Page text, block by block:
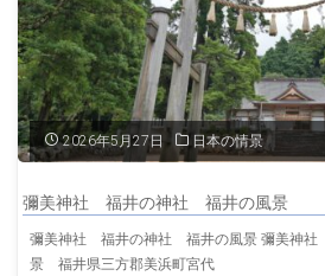
2026年5月27日 日本の情景
彌美神社 福井の神社 福井の風景
彌美神社 福井の神社 福井の風景 彌美神
景 福井県三方郡美浜町宮代